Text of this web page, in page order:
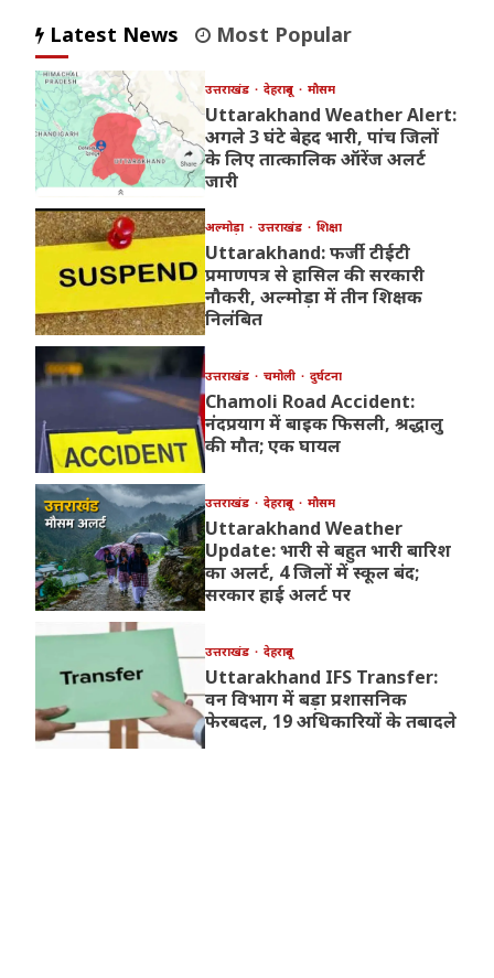
Latest News Most Popular
उत्तराखंड देहरादून मौसम
Uttarakhand Weather Alert:
अगले 3 घंटे बेहद भारी, पांच जिलों
के लिए तात्कालिक ऑरेंज अलर्ट
जारी
अल्मोड़ा उत्तराखंड शिक्षा
Uttarakhand: फर्जी टीईटी
प्रमाणपत्र से हासिल की सरकारी
नौकरी, अल्मोड़ा में तीन शिक्षक
निलंबित
उत्तराखंड चमोली दुर्घटना
Chamoli Road Accident:
नंदप्रयाग में बाइक फिसली, श्रद्धालु
की मौत; एक घायल
उत्तराखंड देहरादून मौसम
Uttarakhand Weather
Update: भारी से बहुत भारी बारिश
का अलर्ट, 4 जिलों में स्कूल बंद;
सरकार हाई अलर्ट पर
उत्तराखंड देहरादून
Uttarakhand IFS Transfer:
वन विभाग में बड़ा प्रशासनिक
फेरबदल, 19 अधिकारियों के तबादले